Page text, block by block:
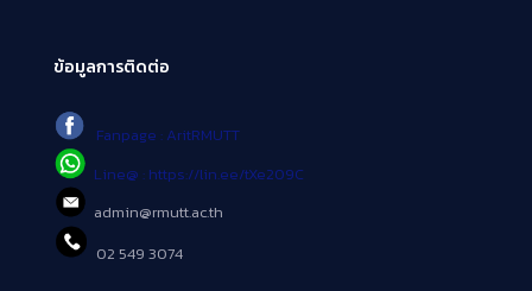
ข้อมูลการติดต่อ
Fanpage : AritRMUTT
Line@ : https://lin.ee/tXe209C
admin@rmutt.ac.th
02 549 3074